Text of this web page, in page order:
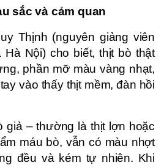
sắc và cảm quan
Thịnh (nguyên giảng viên
Nội) cho biết, thịt bò thật
phần mỡ màu vàng nhạt,
vào thấy thịt mềm, đàn hồi
giả – thường là thịt lợn hoặc
máu bò, vẫn có màu nhợt
đều và kém tự nhiên. Khi